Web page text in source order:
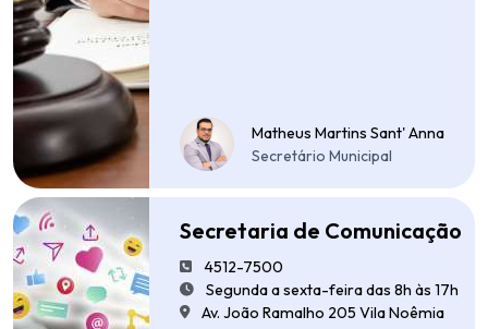
Matheus Martins Sant' Anna
Secretário Municipal
Secretaria de Comunicação
4512-7500
Segunda a sexta-feira das 8h às 17h
Av. João Ramalho 205 Vila Noêmia